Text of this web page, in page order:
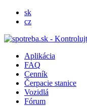
sk
cz
Aplikácia
FAQ
Cenník
Čerpacie stanice
Vozidlá
Fórum